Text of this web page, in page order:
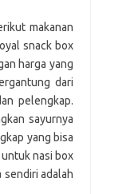
makanan
snack box
harga yang
dari
pelengkap.
sayurnya
yang bisa
nasi box
sendiri adalah